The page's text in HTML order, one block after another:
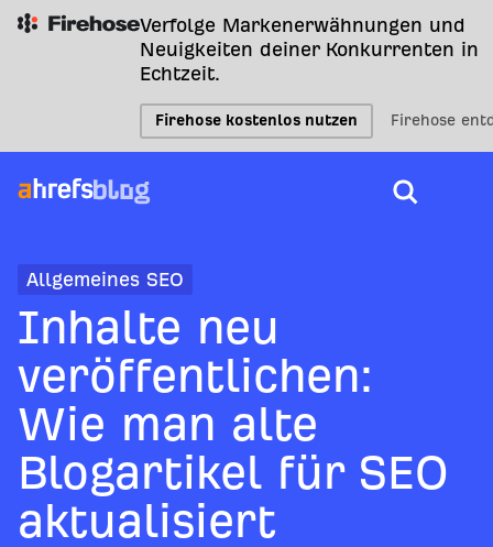
Verfolge Markenerwähnungen und
Neuigkeiten deiner Konkurrenten in
Echtzeit.
Firehose kostenlos nutzen Firehose
Allgemeines SEO
Inhalte neu
veröffentlichen:
Wie man alte
Blogartikel für SEO
aktualisiert